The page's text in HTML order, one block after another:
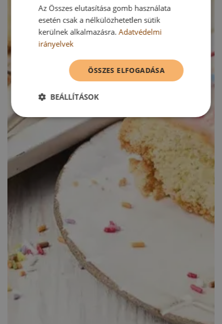
Az Összes elutasítása gomb használata
esetén csak a nélkülözhetetlen sütik
kerülnek alkalmazásra.Adatvédelmi
irányelvek
ÖSSZES ELFOGADÁSA
BEÁLLÍTÁSOK